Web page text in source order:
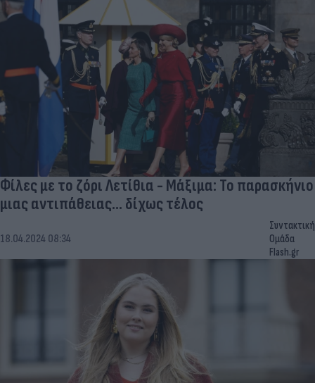
Φίλες με το ζόρι Λετίθια - Μάξιμα: Το παρασκήνιο
μιας αντιπάθειας... δίχως τέλος
18.04.2024 08:34
Συντακτική
Ομάδα
Flash.gr